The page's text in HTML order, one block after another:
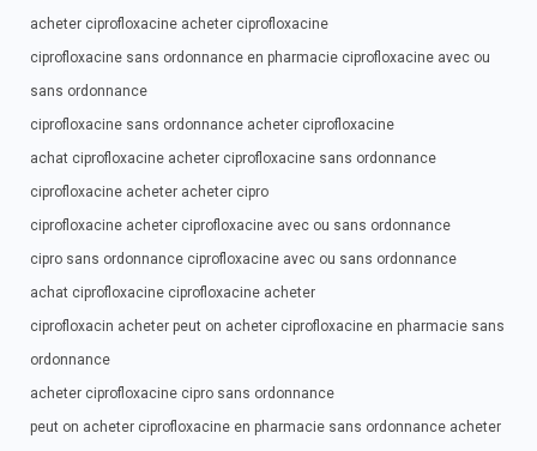
acheter ciprofloxacine acheter ciprofloxacine
ciprofloxacine sans ordonnance en pharmacie ciprofloxacine avec ou
sans ordonnance
ciprofloxacine sans ordonnance acheter ciprofloxacine
achat ciprofloxacine acheter ciprofloxacine sans ordonnance
ciprofloxacine acheter acheter cipro
ciprofloxacine acheter ciprofloxacine avec ou sans ordonnance
cipro sans ordonnance ciprofloxacine avec ou sans ordonnance
achat ciprofloxacine ciprofloxacine acheter
ciprofloxacin acheter peut on acheter ciprofloxacine en pharmacie sans
ordonnance
acheter ciprofloxacine cipro sans ordonnance
peut on acheter ciprofloxacine en pharmacie sans ordonnance acheter